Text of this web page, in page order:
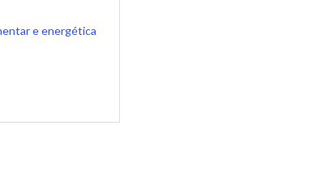
e energética